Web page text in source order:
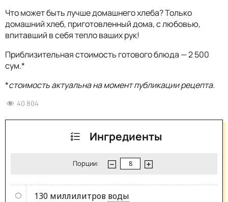
Что может быть лучше домашнего хлеба? Только
домашний хлеб, приготовленный дома, с любовью,
впитавший в себя тепло ваших рук!
Приблизительная стоимость готового блюда — 2 500
сум.*
*стоимость актуальна на момент публикации рецепта.
40 804
Ингредиенты
Порции:
130 миллилитров воды